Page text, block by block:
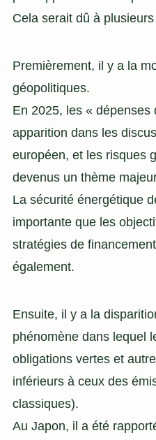
Cela serait dû à
Premièrement, il y a la
géopolitiques.
En 2025, les «
apparition dans les
européen, et les risques
devenus un thème
La sécurité énergétique
importante que les
stratégies de
également.
Ensuite, il y a la
phénomène dans lequel
obligations vertes et
inférieurs à ceux des
classiques).
Au Japon, il a été